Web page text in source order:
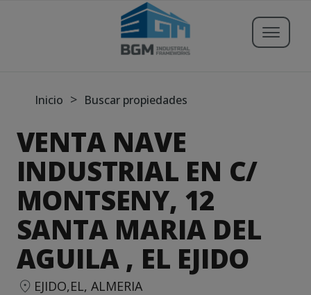
Buscar propiedades
Publicar Inmueble
Registrarse
Iniciar sesión
Servicios
Inicio > Buscar propiedades
VENTA NAVE
INDUSTRIAL EN C/
MONTSENY, 12
SANTA MARIA DEL
AGUILA , EL EJIDO
EJIDO,EL, ALMERIA